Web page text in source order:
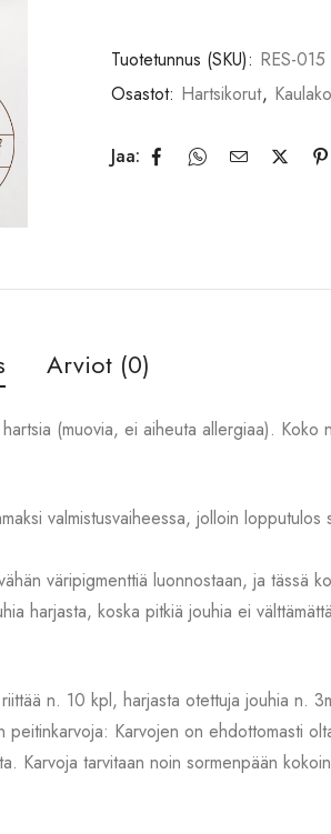
Tuotetunnus (SKU): RES-015
Osastot: Hartsikorut,
Jaa:
Arviot (0)
(muovia, ei aiheuta allergiaa). Koko
valmistusvaiheessa, jolloin lopputulos
väripigmenttiä luonnostaan, ja tässä
harjasta, koska pitkiä jouhia ei
n. 10 kpl, harjasta otettuja jouhia n.
Karvojen on ehdottomasti
Karvoja tarvitaan noin sormenpään